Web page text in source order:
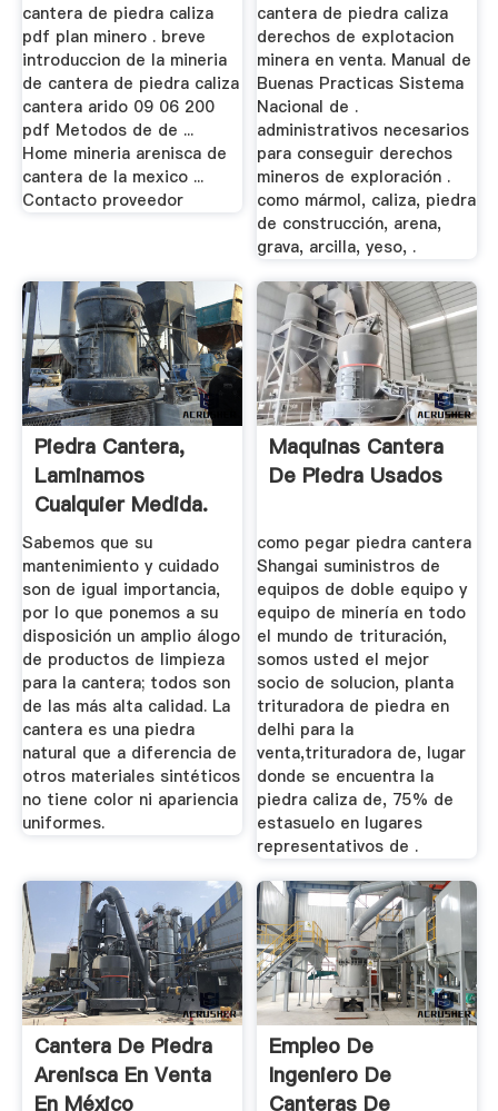
cantera de piedra caliza
pdf plan minero . breve
introduccion de la mineria
de cantera de piedra caliza
cantera arido 09 06 200
pdf Metodos de de ...
Home mineria arenisca de
cantera de la mexico ...
Contacto proveedor
cantera de piedra caliza
derechos de explotacion
minera en venta. Manual de
Buenas Practicas Sistema
Nacional de .
administrativos necesarios
para conseguir derechos
mineros de exploración .
como mármol, caliza, piedra
de construcción, arena,
grava, arcilla, yeso, .
Piedra Cantera,
Laminamos
Cualquier Medida.
Sabemos que su
mantenimiento y cuidado
son de igual importancia,
por lo que ponemos a su
disposición un amplio álogo
de productos de limpieza
para la cantera; todos son
de las más alta calidad. La
cantera es una piedra
natural que a diferencia de
otros materiales sintéticos
no tiene color ni apariencia
uniformes.
Maquinas Cantera
De Piedra Usados
como pegar piedra cantera
Shangai suministros de
equipos de doble equipo y
equipo de minería en todo
el mundo de trituración,
somos usted el mejor
socio de solucion, planta
trituradora de piedra en
delhi para la
venta,trituradora de, lugar
donde se encuentra la
piedra caliza de, 75% de
estasuelo en lugares
representativos de .
Cantera De Piedra
Arenisca En Venta
En México
Empleo De
Ingeniero De
Canteras De